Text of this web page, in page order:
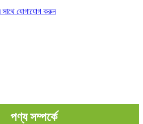
সাথে যোগাযোগ করুন
পণ্য সম্পর্কে